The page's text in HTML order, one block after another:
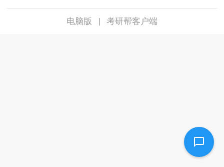
电脑版 考研帮客户端